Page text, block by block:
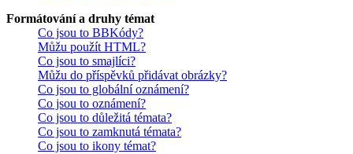
Formátování a druhy témat
Co jsou to BBKódy?
Můžu použít HTML?
Co jsou to smajlíci?
Můžu do příspěvků přidávat obrázky?
Co jsou to globální oznámení?
Co jsou to oznámení?
Co jsou to důležitá témata?
Co jsou to zamknutá témata?
Co jsou to ikony témat?